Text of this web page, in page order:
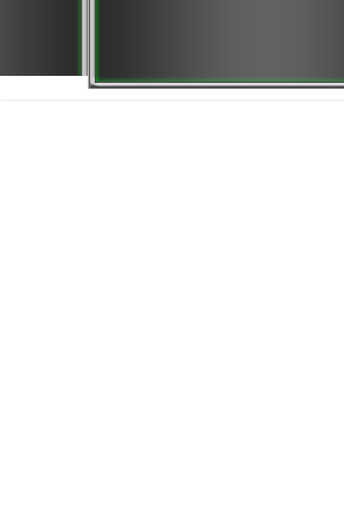
Hellhounds GER ( 7 Days Server NDS )